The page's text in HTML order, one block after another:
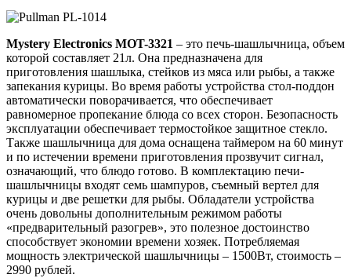
Mystery Electronics MOT-3321 – это печь-шашлычница, объем
которой составляет 21л. Она предназначена для
приготовления шашлыка, стейков из мяса или рыбы, а также
запекания курицы. Во время работы устройства стол-поддон
автоматически поворачивается, что обеспечивает
равномерное пропекание блюда со всех сторон. Безопасность
эксплуатации обеспечивает термостойкое защитное стекло.
Также шашлычница для дома оснащена таймером на 60 минут
и по истечении времени приготовления прозвучит сигнал,
означающий, что блюдо готово. В комплектацию печи-
шашлычницы входят семь шампуров, съемный вертел для
курицы и две решетки для рыбы. Обладатели устройства
очень довольны дополнительным режимом работы
«предварительный разогрев», это полезное достоинство
способствует экономии времени хозяек. Потребляемая
мощность электрической шашлычницы – 1500Вт, стоимость –
2990 рублей.